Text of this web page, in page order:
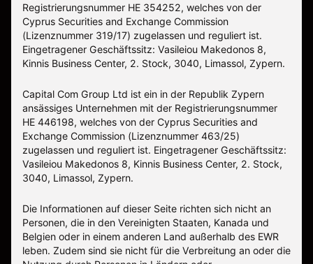
Registrierungsnummer HE 354252, welches von der
Cyprus Securities and Exchange Commission
(Lizenznummer 319/17) zugelassen und reguliert ist.
Eingetragener Geschäftssitz: Vasileiou Makedonos 8,
Kinnis Business Center, 2. Stock, 3040, Limassol, Zypern.
Capital Com Group Ltd ist ein in der Republik Zypern
ansässiges Unternehmen mit der Registrierungsnummer
ΗΕ 446198, welches von der Cyprus Securities and
Exchange Commission (Lizenznummer 463/25)
zugelassen und reguliert ist. Eingetragener Geschäftssitz:
Vasileiou Makedonos 8, Kinnis Business Center, 2. Stock,
3040, Limassol, Zypern.
Die Informationen auf dieser Seite richten sich nicht an
Personen, die in den Vereinigten Staaten, Kanada und
Belgien oder in einem anderen Land außerhalb des EWR
leben. Zudem sind sie nicht für die Verbreitung an oder die